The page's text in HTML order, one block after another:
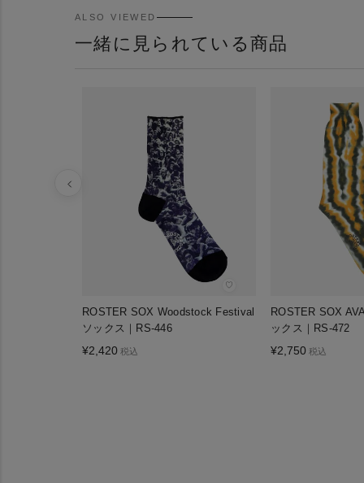
ALSO VIEWED
一緒に見られている商品
♡
ROSTER SOX Woodstock Festival
ソックス｜RS-446
¥2,420 税込
ROSTER SOX
ックス｜RS-472
¥2,750 税込